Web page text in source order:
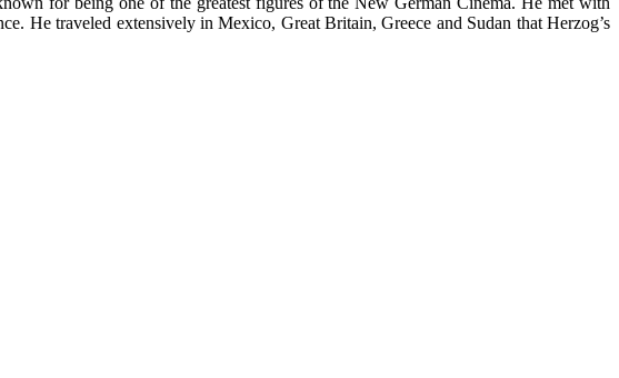
He traveled extensively in Mexico, Great Britain, Greece and Sudan that Herzog’s